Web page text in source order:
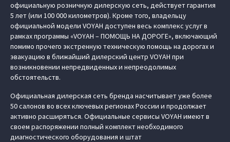
официальную розничную дилерскую сеть, действует гарантия
5 лет (или 100 000 километров). Кроме того, владельцу
официальной модели VOYAH доступен весь комплекс услуг в
рамках программы «VOYAH – ПОМОЩЬ НА ДОРОГЕ», включающий
помимо прочего экстренную техническую помощь на дорогах и
эвакуацию в ближайший дилерский центр VOYAH при
возникновении непредвиденных и непреодолимых
обстоятельств.
Официальная дилерская сеть бренда насчитывает уже более
50 салонов во всех ключевых регионах России и продолжает
активно расширяться. Официальные сервисы VOYAH имеют в
своем распоряжении полный комплект необходимого
диагностического оборудования и штат